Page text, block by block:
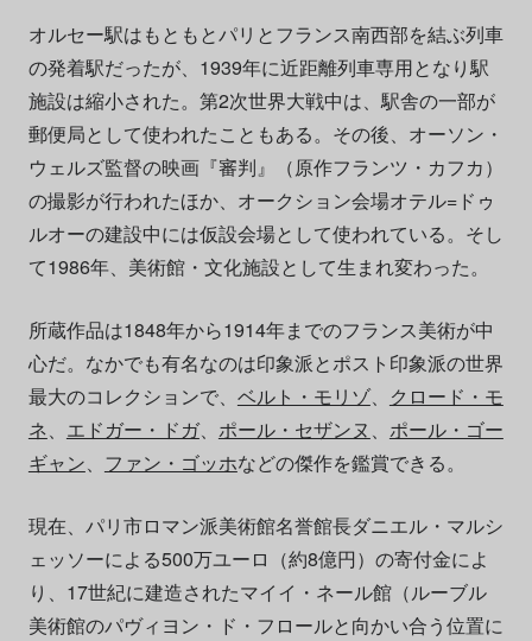
オルセー駅はもともとパリとフランス南西部を結ぶ列車
の発着駅だったが、1939年に近距離列車専用となり駅
施設は縮小された。第2次世界大戦中は、駅舎の一部が
郵便局として使われたこともある。その後、オーソン・
ウェルズ監督の映画『審判』（原作フランツ・カフカ）
の撮影が行われたほか、オークション会場オテル=ドゥ
ルオーの建設中には仮設会場として使われている。そし
て1986年、美術館・文化施設として生まれ変わった。
所蔵作品は1848年から1914年までのフランス美術が中
心だ。なかでも有名なのは印象派とポスト印象派の世界
最大のコレクションで、 ベルト・モリゾ、 クロード・モ
ネ、 エドガー・ドガ、 ポール・セザンヌ 、 ポール・ゴー
ギャン、 ファン・ゴッホなどの傑作を鑑賞できる。
現在、パリ市ロマン派美術館名誉館長ダニエル・マルシ
ェッソーによる500万ユーロ（約8億円）の寄付金によ
り、17世紀に建造されたマイイ・ネール館（ルーブル
美術館のパヴィヨン・ド・フロールと向かい合う位置に